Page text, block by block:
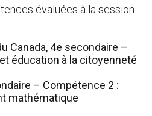
évaluées à la session
Canada, 4e secondaire –
éducation à la citoyenneté
– Compétence 2 :
mathématique